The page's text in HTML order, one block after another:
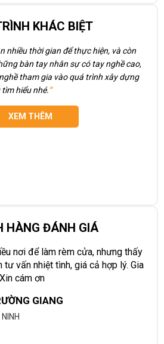
KHÁC BIỆT
nhiều thời gian để thực hiện, và còn
bàn tay nhân sự có tay nghề cao,
tham gia vào quá trình xây dựng
hiểu nhé."
XEM THÊM
HÀNG ĐÁNH GIÁ
nơi để làm rèm cửa, nhưng thấy
tư vấn nhiệt tình, giá cả hợp lý. Gia
cám ơn
GIANG